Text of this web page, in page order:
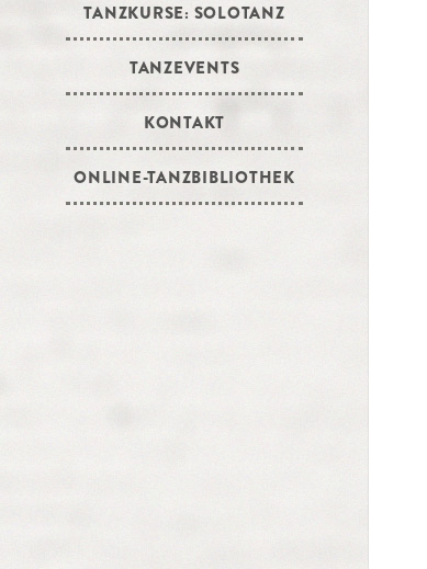
TANZKURSE: SOLOTANZ
TANZEVENTS
KONTAKT
ONLINE-TANZBIBLIOTHEK